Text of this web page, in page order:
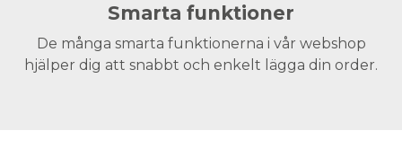
Smarta funktioner
De många smarta funktionerna i vår webshop
hjälper dig att snabbt och enkelt lägga din order.